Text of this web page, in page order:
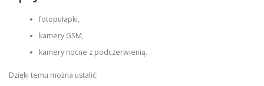
fotopułapki,
kamery GSM,
kamery nocne z podczerwienią.
Dzięki temu można ustalić: